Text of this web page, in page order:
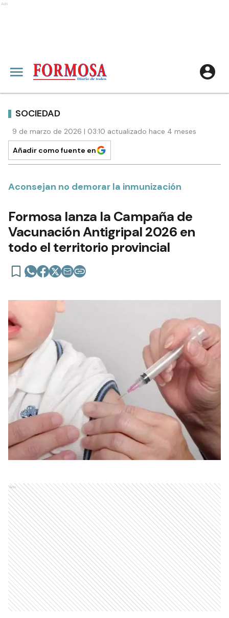
Ads
SOCIEDAD
9 de marzo de 2026 | 03:10 actualizado hace 4 meses
Añadir como fuente en
Aconsejan no demorar la inmunización
Formosa lanza la Campaña de
Vacunación Antigripal 2026 en
todo el territorio provincial
Ads